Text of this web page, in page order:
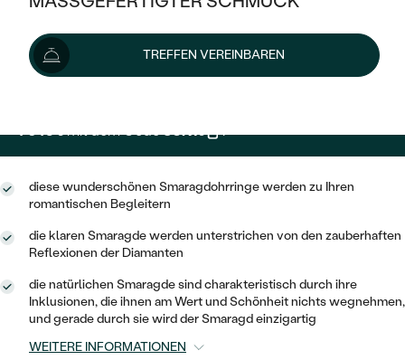
KLASSISCH
MEMOIRE
V-FORM
VINTAGE
AUSSERGEWÖHNLICHE
GEHÄMMERTE
MIT MEHREREN DIAMANTEN
HALO
VINTAGE
IM SET
AUSSERGEWÖHNLICH
GESTALTE EINEN RING
WÄHLE EINEN RING
AUSVERKAUF
WENN SCHMUCK HILFT
NACH TYP
ANHÄNGER / KETTEN
ARMBÄNDER
SCHMUCKSET
PLATIN
OHRSTECKER
CREOLEN
MINIMALISTISCHE
OHRHÄNGER
SOLITÄR
GOLD
SILBER
ZUR GEBURT EINES KINDES
PERSONALISIERT
MIT STERNZEICHEN
AUSVERKAUF
GOLD
SILBER
NACH STYL
MEMOIRE
TREFFEN VEREINBAREN
5 159 €
Wir liefern den Schmuck innerhalb von 3 - 4 Wochen.
Lieferoptionen
4 643 €mit dem CodeSUN10 .
diese wunderschönen Smaragdohrringe werden zu Ihren
romantischen Begleitern
die klaren Smaragde werden unterstrichen von den zauberhaften
Reflexionen der Diamanten
die natürlichen Smaragde sind charakteristisch durch ihre
Inklusionen, die ihnen am Wert und Schönheit nichts wegnehmen,
und gerade durch sie wird der Smaragd einzigartig
WEITERE INFORMATIONEN